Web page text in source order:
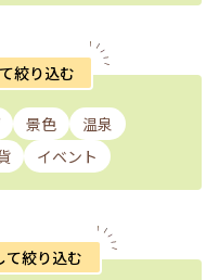
絞り込む
景色
温泉
イベント
て絞り込む